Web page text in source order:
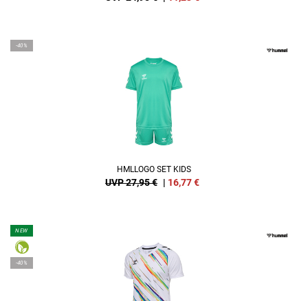
-40%
HMLLOGO SET KIDS
UVP 27,95 € | 16,77€
NEW
-40%